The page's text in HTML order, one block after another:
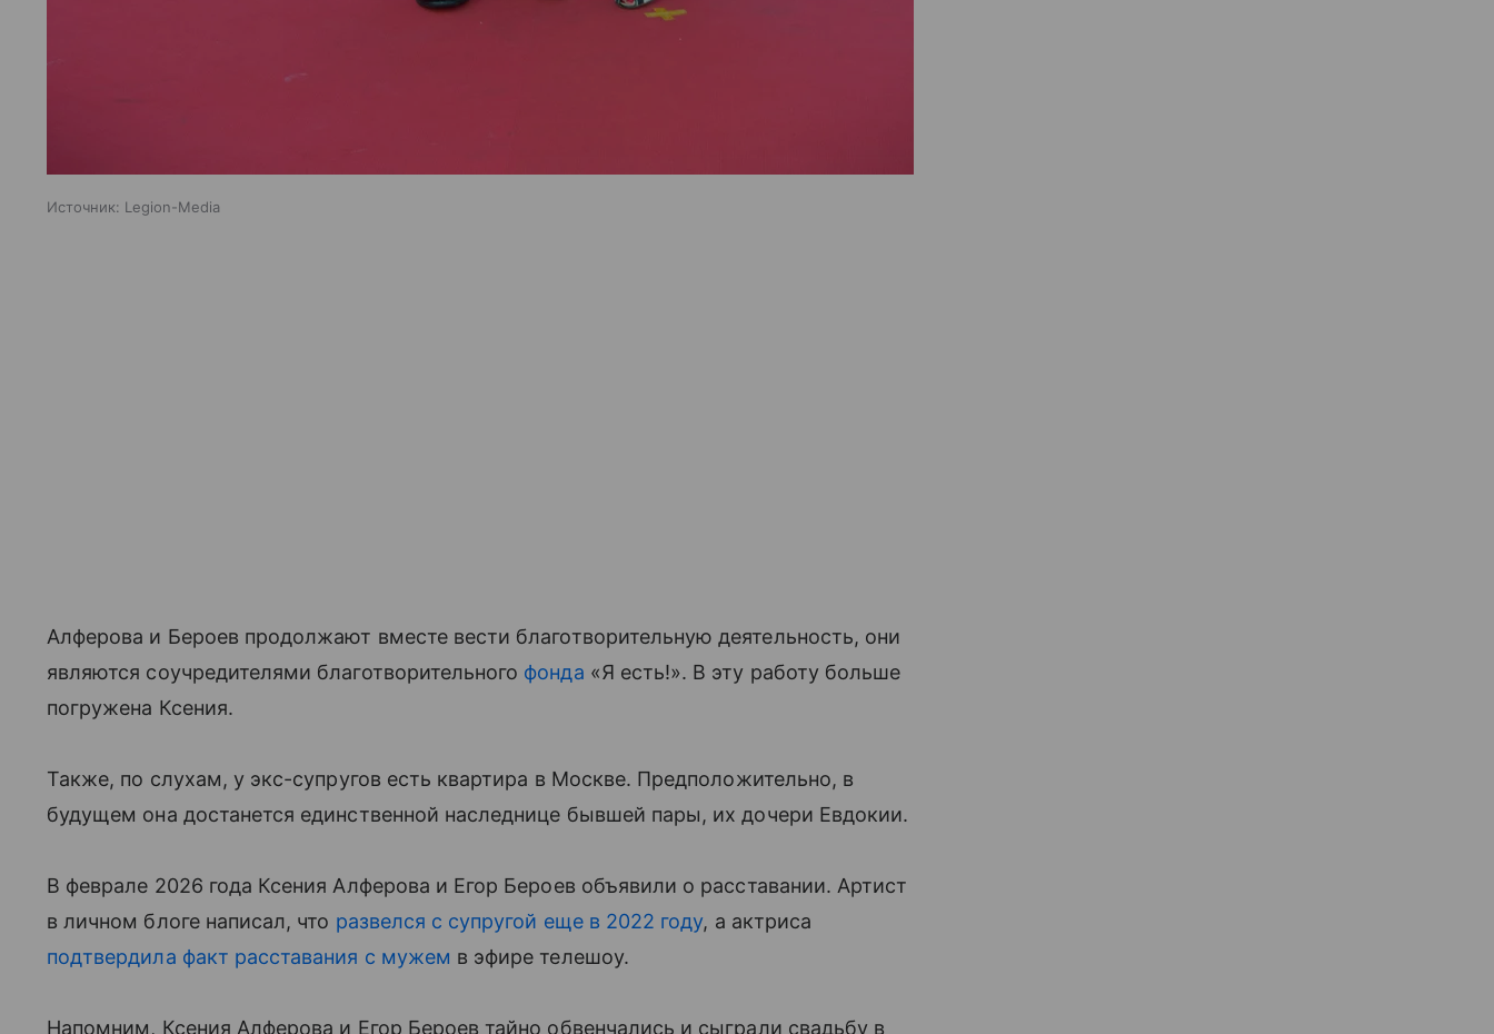
Источник: Legion-Media
Алферова и Бероев продолжают вместе вести благотворительную деятельность, они
являются соучредителями благотворительного фонда «Я есть!». В эту работу больше
погружена Ксения.
Также, по слухам, у экс-супругов есть квартира в Москве. Предположительно, в
будущем она достанется единственной наследнице бывшей пары, их дочери Евдокии.
В феврале 2026 года Ксения Алферова и Егор Бероев объявили о расставании. Артист
в личном блоге написал, что развелся с супругой еще в 2022 году, а актриса
подтвердила факт расставания с мужем в эфире телешоу.
Напомним, Ксения Алферова и Егор Бероев тайно обвенчались и сыграли свадьбу в